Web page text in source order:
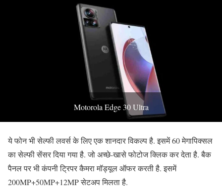
Motorola Edge 30 Ultra
ये फोन भी सेल्फी लवर्स के लिए एक शानदार विकल्प है. इसमें 60 मेगापिक्सल
का सेल्फी सेंसर दिया गया है. जो अच्छे-खासे फोटोज क्लिक कर देता है. बैक
पैनल पर भी कंपनी ट्रिपर कैमरा मॉड्यूल ऑफर करती है. इसमें
200MP+50MP+12MP सेटअप मिलता है.